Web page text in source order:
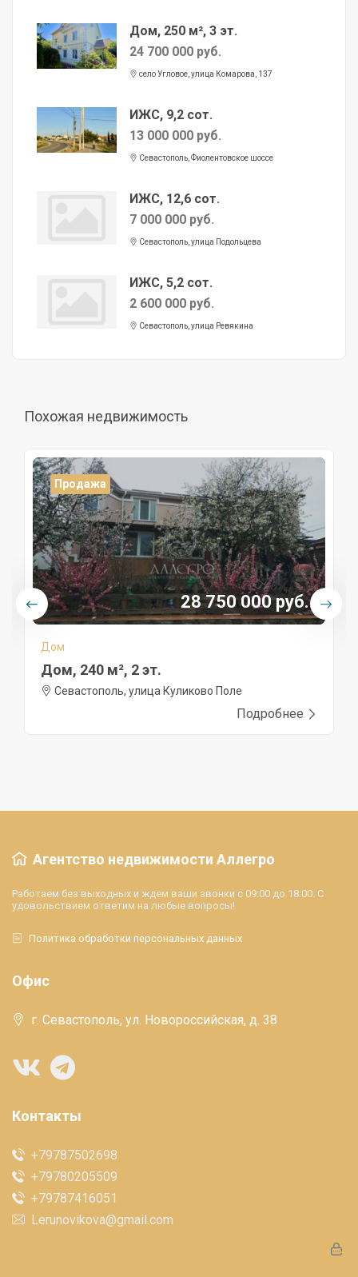
Дом, 250 м², 3 эт.
24 700 000 руб.
село Угловое, улица Комарова, 137
ИЖС, 9,2 сот.
13 000 000 руб.
Севастополь, Фиолентовское шоссе
ИЖС, 12,6 сот.
7 000 000 руб.
Севастополь, улица Подольцева
ИЖС, 5,2 сот.
2 600 000 руб.
Севастополь, улица Ревякина
Похожая недвижимость
Продажа
28 750 000 руб.
Дом
Дом, 240 м², 2 эт.
Севастополь, улица Куликово Поле
Подробнее
Агентство недвижимости Аллегро
Работаем без выходных и ждем ваши звонки с 09:00 до 18:00. С
удовольствием ответим на любые вопросы!
Политика обработки персональных данных
Офис
г. Севастополь, ул. Новороссийская, д. 38
Контакты
+79787502698
+79780205509
+79787416051
Lerunovikova@gmail.com